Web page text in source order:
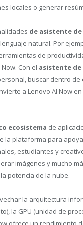
locales o generar
de asistente de
natural. Por
de
Con el asistente
buscar dentro
a Lenovo AI Now
ecosistema de
la plataforma para
estudiantes y
imágenes y mucho
potencia de la nube.
la arquitectura
la GPU (unidad de